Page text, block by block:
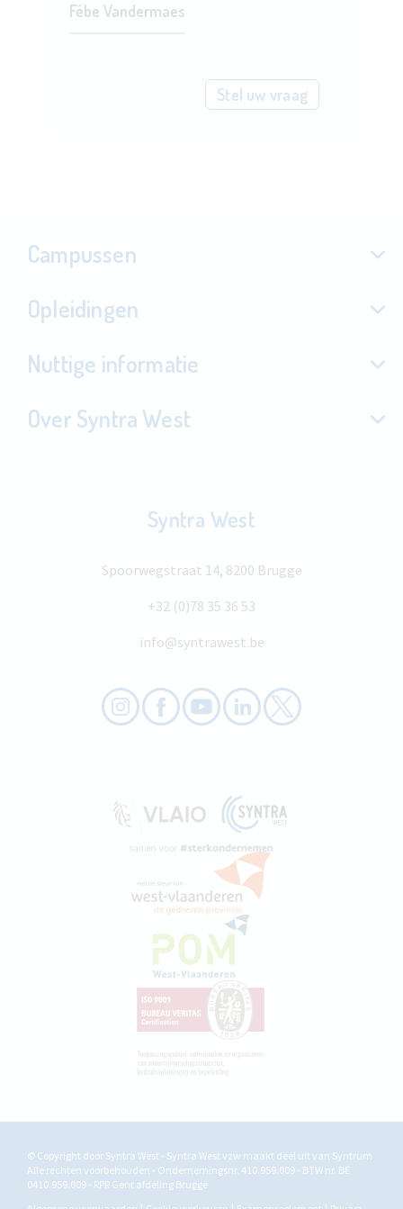
Fébe Vandermaes
Stel uw vraag
Campussen
Opleidingen
Nuttige informatie
Over Syntra West
Syntra West
Spoorwegstraat 14, 8200 Brugge
+32 (0)78 35 36 53
info@syntrawest.be
© Copyright door Syntra West - Syntra West vzw maakt deel uit van Syntrum
Alle rechten voorbehouden - Ondernemingsnr. 410.959.009 - BTW nr. BE
0410.959.009 - RPR Gent afdeling Brugge